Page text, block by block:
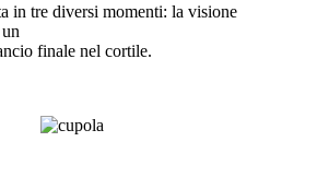
in tre diversi momenti: la visione
finale nel cortile.